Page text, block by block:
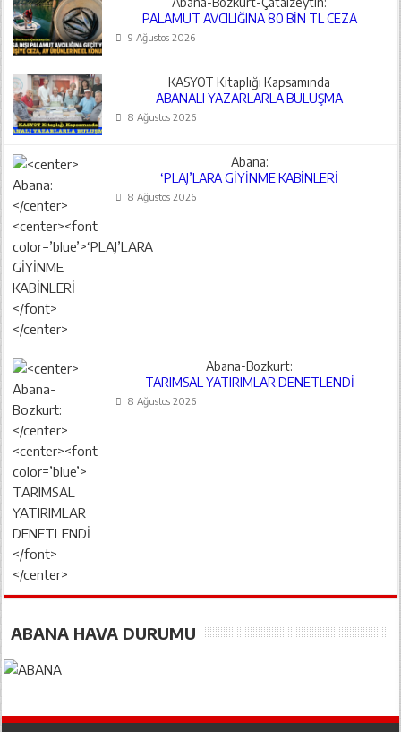
PALAMUT AVCILIĞINA 80 BİN TL CEZA
9 Ağustos 2026
KASYOT Kitaplığı Kapsamında
ABANALI YAZARLARLA BULUŞMA
8 Ağustos 2026
Abana:
‘PLAJ’LARA GİYİNME KABİNLERİ
8 Ağustos 2026
Abana-Bozkurt:
TARIMSAL YATIRIMLAR DENETLENDİ
8 Ağustos 2026
ABANA HAVA DURUMU